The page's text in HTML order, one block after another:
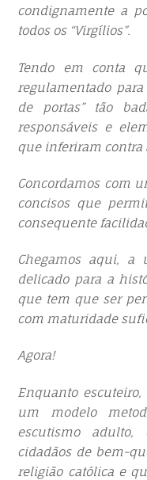
condignamente a
todos os “Virgílios”.
Tendo em conta
regulamentado
de portas” tão
responsáveis e
que inferiram contra
Concordamos com
concisos que
consequente
Chegamos aqui, a
delicado para a
que tem que ser
com maturidade
Agora!
Enquanto
um modelo
escutismo
cidadãos de bem-
religião católica e